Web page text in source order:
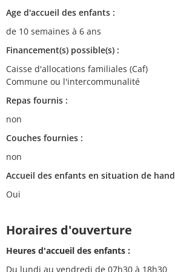
Age d'accueil des enfants :
de 10 semaines à 6 ans
Financement(s) possible(s) :
Caisse d'allocations familiales (Caf)
Commune ou l'intercommunalité
Repas fournis :
non
Couches fournies :
non
Accueil des enfants en situation de
Oui
Horaires d'ouverture
Heures d'accueil des enfants :
Du lundi au vendredi de 07h30 à 18h30